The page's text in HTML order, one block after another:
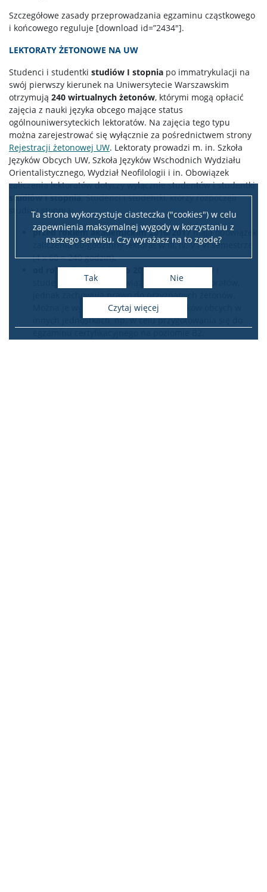
Ta strona wykorzystuje ciasteczka ("cookies") w celu
zapewnienia maksymalnej wygody w korzystaniu z
naszego serwisu. Czy wyrażasz na to zgodę?
Tak Nie
czytaj więcej
Szczegółowe zasady przeprowadzania egzaminu cząstkowego
i końcowego reguluje [download id=”2434″].
LEKTORATY ŻETONOWE NA UW
Studenci i studentki studiów I stopnia po immatrykulacji na
swój pierwszy kierunek na Uniwersytecie Warszawskim
otrzymują 240 wirtualnych żetonów, którymi mogą opłacić
zajęcia z nauki języka obcego mające status
ogólnouniwersyteckich lektoratów. Na zajęcia tego typu
można zarejestrować się wyłącznie za pośrednictwem strony
Rejestracji żetonowej UW. Lektoraty prowadzi m. in. Szkoła
Języków Obcych UW, Szkoła Języków Wschodnich Wydziału
Orientalistycznego, Wydział Neofilologii i in. Obowiązek
zaliczenia lektoratów dotyczy wyłącznie studentów i studentki
studiów I stopnia. Studenci i studentki, którzy rozpoczęli
studia I stopnia:
przed rokiem akademickim 2016/2017mają obowiązek
zaliczenia 60-godzinny lektorat w III, IV, V i VI semestrze
(4 x 60 = 240 godzin).
od roku akademickiego 2016/2017studenci i
studentki nie mają obowiązku zaliczenia lektoratów,
jednak zachowują prawo do przyznanych żetonów.
Można je wykorzystać na lektoraty języków obcych w
innych jednostkach, np. w celu przygotowania się do